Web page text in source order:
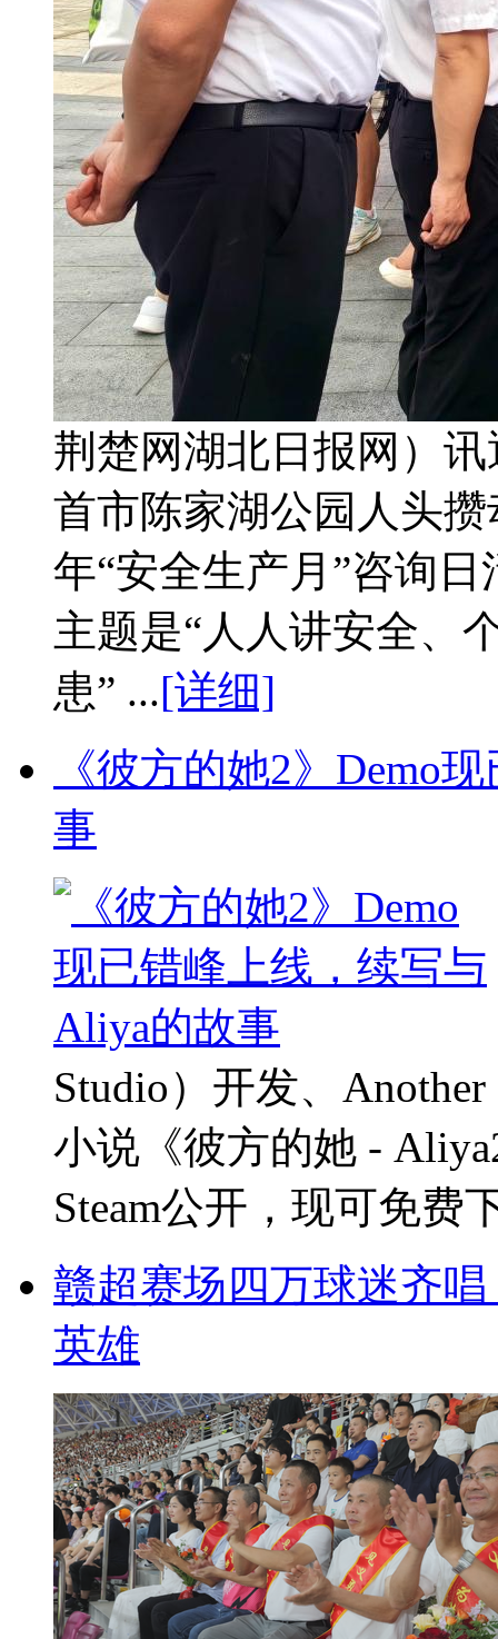
荆楚网湖北日报网）
首市陈家湖公园人头
年“安全生产月”咨询
主题是“人人讲安全
患” ...[详细]
《彼方的她2》Demo
事
Studio）开发、
小说《彼方的她 -
Steam公开，现可免费
赣超赛场四万球迷齐
英雄